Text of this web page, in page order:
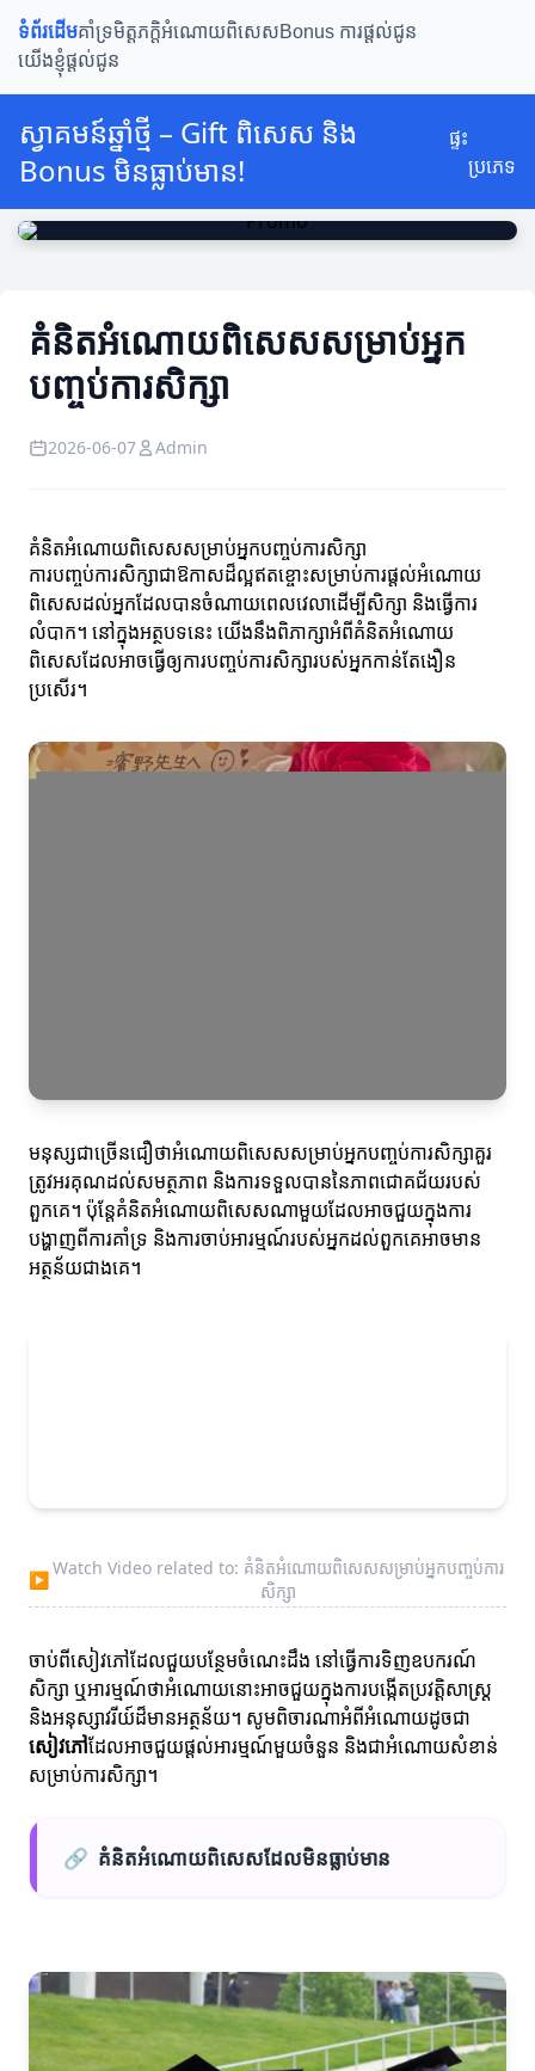
ទំព័រដើមគាំទ្រមិត្តភក្តិអំណោយពិសេសBonus ការផ្តល់ជូន
យើងខ្ញុំផ្តល់ជូន
ស្វាគមន៍ឆ្នាំថ្មី – Gift ពិសេស និង
Bonus មិនធ្លាប់មាន!
ផ្ទះ
ប្រភេទ
គំនិតអំណោយពិសេសសម្រាប់អ្នក
បញ្ចប់ការសិក្សា
2026-06-07 Admin
គំនិតអំណោយពិសេសសម្រាប់អ្នកបញ្ចប់ការសិក្សា
ការបញ្ចប់ការសិក្សាជាឱកាសដ៏ល្អឥតខ្ចោះសម្រាប់ការផ្តល់អំណោយ
ពិសេសដល់អ្នកដែលបានចំណាយពេលវេលាដើម្បីសិក្សា និងធ្វើការ
លំបាក។ នៅក្នុងអត្ថបទនេះ យើងនឹងពិភាក្សាអំពីគំនិតអំណោយ
ពិសេសដែលអាចធ្វើឲ្យការបញ្ចប់ការសិក្សារបស់អ្នកកាន់តែងឿន
ប្រសើរ។
មនុស្សជាច្រើនជឿថាអំណោយពិសេសសម្រាប់អ្នកបញ្ចប់ការសិក្សាគួរ
ត្រូវអរគុណដល់សមត្ថភាព និងការទទួលបាននៃភាពជោគជ័យរបស់
ពួកគេ។ ប៉ុន្តែគំនិតអំណោយពិសេសណាមួយដែលអាចជួយក្នុងការ
បង្ហាញពីការគាំទ្រ និងការចាប់អារម្មណ៍របស់អ្នកដល់ពួកគេអាចមាន
អត្ថន័យជាងគេ។
▶
Watch Video related to: គំនិតអំណោយពិសេសសម្រាប់អ្នកបញ្ចប់ការ
សិក្សា
ចាប់ពីសៀវភៅដែលជួយបន្ថែមចំណេះដឹង នៅធ្វើការទិញឧបករណ៍
សិក្សា ឬអារម្មណ៍ថាអំណោយនោះអាចជួយក្នុងការបង្កើតប្រវត្តិសាស្ត្រ
និងអនុស្សាវរីយ៍ដ៏មានអត្ថន័យ។ សូមពិចារណាអំពីអំណោយដូចជា
សៀវភៅដែលអាចជួយផ្តល់អារម្មណ៍មួយចំនួន និងជាអំណោយសំខាន់
សម្រាប់ការសិក្សា។
🔗 គំនិតអំណោយពិសេសដែលមិនធ្លាប់មាន